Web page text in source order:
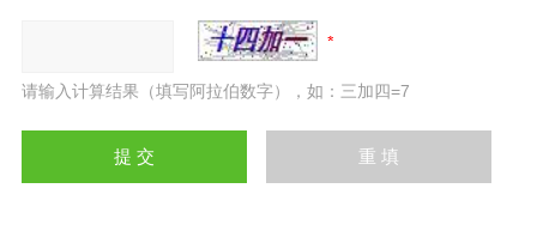
请输入计算结果（填写阿拉伯数字），如：三加四=7